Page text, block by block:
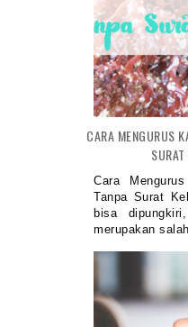
CARA MENGURUS
Cara
Tanpa Surat
bisa
merupakan